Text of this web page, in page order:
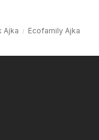
Ajka Ecofamily Ajka